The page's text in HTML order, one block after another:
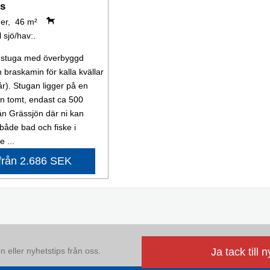
46 m²
sjö/hav:.
med överbyggd
braskamin för kalla kvällar
Stugan ligger på en
tomt, endast ca 500
Grässjön där ni kan
bad och fiske i
...
2.686 SEK
eller nyhetstips från oss. Ja tack till